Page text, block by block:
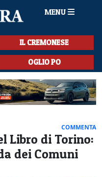
MENU
IL CREMONESE
OGLIO PO
COMMENTA
Libro di Torino:
dei Comuni